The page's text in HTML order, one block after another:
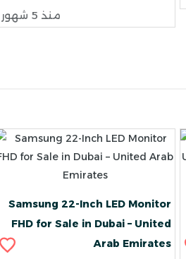
منذ 5 شهور
Samsung 22-Inch LED Monitor
FHD for Sale in Dubai – United
Arab Emirates